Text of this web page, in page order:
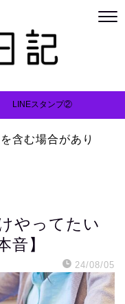
LINEスタンプ②
含む場合があり
やってたい
音】
24/08/05